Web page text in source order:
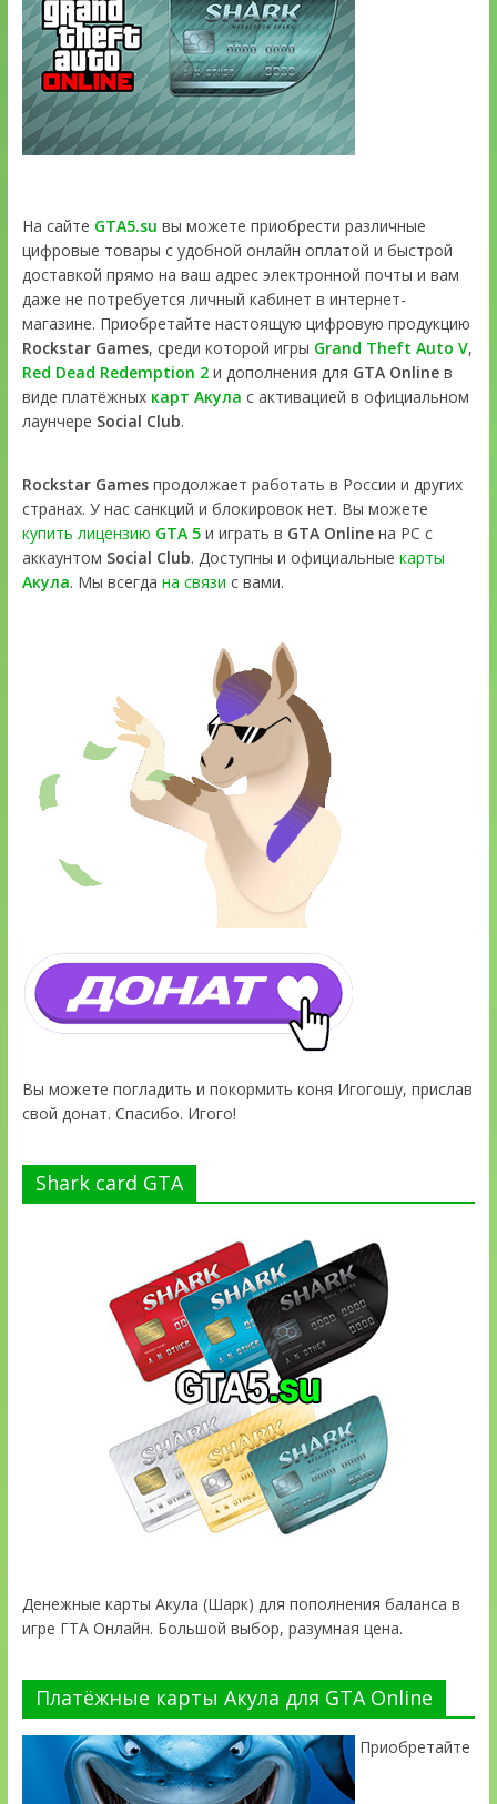
На сайте GTA5.su вы можете приобрести различные
цифровые товары с удобной онлайн оплатой и быстрой
доставкой прямо на ваш адрес электронной почты и вам
даже не потребуется личный кабинет в интернет-
магазине. Приобретайте настоящую цифровую продукцию
Rockstar Games, среди которой игры Grand Theft Auto V,
Red Dead Redemption 2и дополнения для GTA Onlineв
виде платёжных карт Акула с активацией в официальном
лаунчере Social Club.
Rockstar Gamesпродолжает работать в России и других
странах. У нас санкций и блокировок нет. Вы можете
купить лицензию GTA 5и играть в GTA Onlineна PC с
аккаунтом Social Club. Доступны и официальные карты
Акула. Мы всегда на связи с вами.
Вы можете погладить и покормить коня Игогошу, прислав
свой донат. Спасибо. Игого!
Shark card GTA
Денежные карты Акула (Шарк) для пополнения баланса в
игре ГТА Онлайн. Большой выбор, разумная цена.
Платёжные карты Акула для GTA Online
Приобретайте